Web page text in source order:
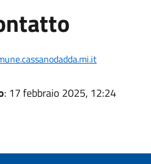
: 17 febbraio 2025, 12:24